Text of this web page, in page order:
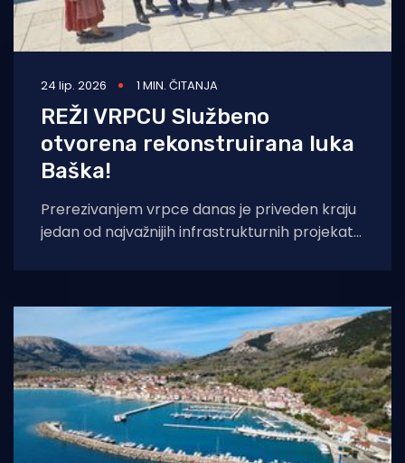
24 lip. 2026 1 MIN. ČITANJA
REŽI VRPCU Službeno
otvorena rekonstruirana luka
Baška!
Prerezivanjem vrpce danas je priveden kraju
jedan od najvažnijih infrastrukturnih projekata
čak 6,9